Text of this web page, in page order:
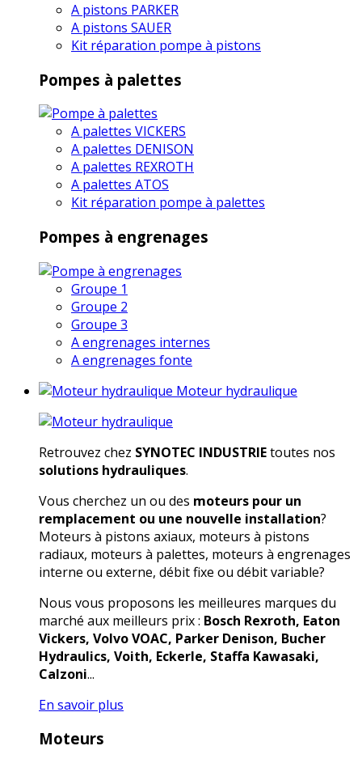
A pistons PARKER
A pistons SAUER
Kit réparation pompe à pistons
Pompes à palettes
A palettes VICKERS
A palettes DENISON
A palettes REXROTH
A palettes ATOS
Kit réparation pompe à palettes
Pompes à engrenages
Groupe 1
Groupe 2
Groupe 3
A engrenages internes
A engrenages fonte
Moteur hydraulique
Retrouvez chez SYNOTEC INDUSTRIEtoutes nos
solutions hydrauliques.
Vous cherchez un ou des moteurs pour un
remplacement ou une nouvelle installation?
Moteurs à pistons axiaux, moteurs à pistons
radiaux, moteurs à palettes, moteurs à engrenages
interne ou externe, débit fixe ou débit variable?
Nous vous proposons les meilleures marques du
marché aux meilleurs prix : Bosch Rexroth, Eaton
Vickers, Volvo VOAC, Parker Denison, Bucher
Hydraulics, Voith, Eckerle, Staffa Kawasaki,
Calzoni...
En savoir plus
Moteurs